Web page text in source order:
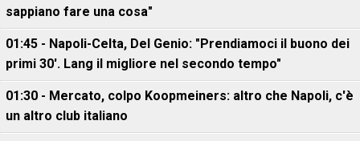
sappiano fare una cosa"
01:45 - Napoli-Celta, Del Genio: "Prendiamoci il buono dei
primi 30'. Lang il migliore nel secondo tempo"
01:30 - Mercato, colpo Koopmeiners: altro che Napoli, c'è
un altro club italiano